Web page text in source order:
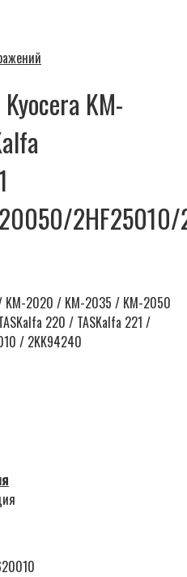
KM-
KM-2020 / KM-2035 / KM-2050
220 / TASKalfa 221 /
/ 2KK94240